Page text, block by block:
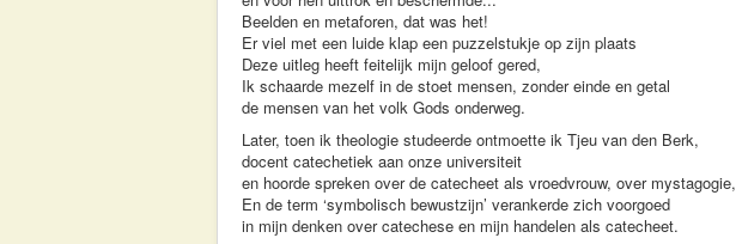
Beelden en metaforen, dat was het!
Er viel met een luide klap een puzzelstukje op zijn plaats
Deze uitleg heeft feitelijk mijn geloof gered,
Ik schaarde mezelf in de stoet mensen, zonder einde en getal
de mensen van het volk Gods onderweg.
Later, toen ik theologie studeerde ontmoette ik Tjeu van den Berk,
docent catechetiek aan onze universiteit
en hoorde spreken over de catecheet als vroedvrouw, over mystagogie,
En de term ‘symbolisch bewustzijn’ verankerde zich voorgoed
in mijn denken over catechese en mijn handelen als catecheet.